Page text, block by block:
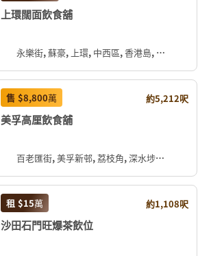
上環闊面飲食舖
永樂街, 蘇豪, 上環, 中西區, 香港島, 香港, 中国
售 $8,800萬 約5,212呎
美孚高厘飲食舖
百老匯街, 美孚新邨, 荔枝角, 深水埗區, 九龍, 香港, 中国
租 $15萬 約1,108呎
沙田石門旺爆茶飲位